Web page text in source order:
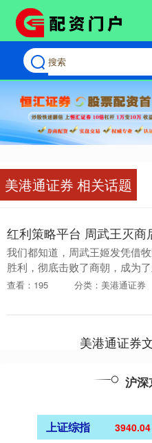
美港通证券 相关话题
我们都知道，周武王姬发凭借
胜利，彻底击败了商朝，成为
共主。 商朝的最后一任君主纣王
衣，登上了鹿台，....
查看：195 分类：美港通证券
美港通证券
沪深
上证综指 3940.04